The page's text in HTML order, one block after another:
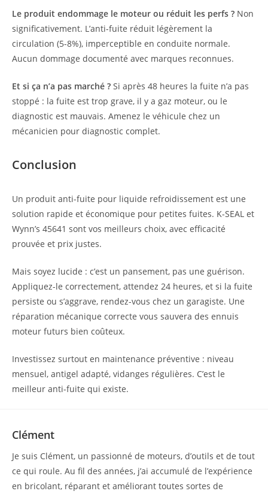
Le produit endommage le moteur ou réduit les perfs ? Non
significativement. L’anti-fuite réduit légèrement la
circulation (5-8%), imperceptible en conduite normale.
Aucun dommage documenté avec marques reconnues.
Et si ça n’a pas marché ? Si après 48 heures la fuite n’a pas
stoppé : la fuite est trop grave, il y a gaz moteur, ou le
diagnostic est mauvais. Amenez le véhicule chez un
mécanicien pour diagnostic complet.
Conclusion
Un produit anti-fuite pour liquide refroidissement est une
solution rapide et économique pour petites fuites. K-SEAL et
Wynn’s 45641 sont vos meilleurs choix, avec efficacité
prouvée et prix justes.
Mais soyez lucide : c’est un pansement, pas une guérison.
Appliquez-le correctement, attendez 24 heures, et si la fuite
persiste ou s’aggrave, rendez-vous chez un garagiste. Une
réparation mécanique correcte vous sauvera des ennuis
moteur futurs bien coûteux.
Investissez surtout en maintenance préventive : niveau
mensuel, antigel adapté, vidanges régulières. C’est le
meilleur anti-fuite qui existe.
Clément
Je suis Clément, un passionné de moteurs, d’outils et de tout
ce qui roule. Au fil des années, j’ai accumulé de l’expérience
en bricolant, réparant et améliorant toutes sortes de